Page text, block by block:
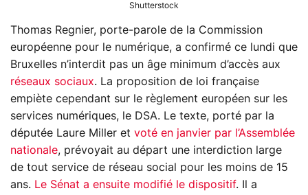
Shutterstock
Thomas Regnier, porte-parole de la Commission
européenne pour le numérique, a confirmé ce lundi que
Bruxelles n’interdit pas un âge minimum d’accès aux
réseaux sociaux. La proposition de loi française
empiète cependant sur le règlement européen sur les
services numériques, le DSA. Le texte, porté par la
députée Laure Miller et voté en janvier par l’Assemblée
nationale, prévoyait au départ une interdiction large
de tout service de réseau social pour les moins de 15
ans. Le Sénat a ensuite modifié le dispositif. Il a